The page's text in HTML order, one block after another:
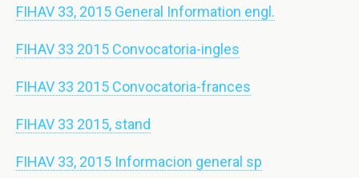
FIHAV 33, 2015 General Information engl.
FIHAV 33 2015 Convocatoria-ingles
FIHAV 33 2015 Convocatoria-frances
FIHAV 33 2015, stand
FIHAV 33, 2015 Informacion general sp